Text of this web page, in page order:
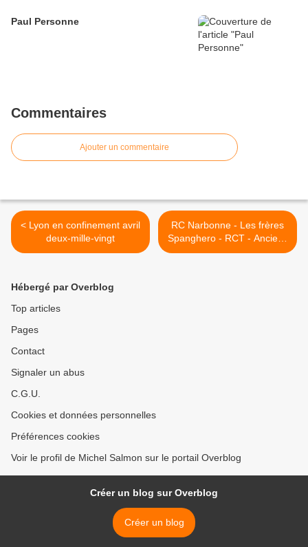
Paul Personne
Commentaires
Ajouter un commentaire
< Lyon en confinement avril
deux-mille-vingt
RC Narbonne - Les frères
Spanghero - RCT - Anciens
Rugbymen de Côte d'Or -
Hébergé par Overblog
Top articles
Pages
Contact
Signaler un abus
C.G.U.
Cookies et données personnelles
Préférences cookies
Voir le profil de Michel Salmon sur le portail Overblog
Créer un blog sur Overblog
Créer un blog